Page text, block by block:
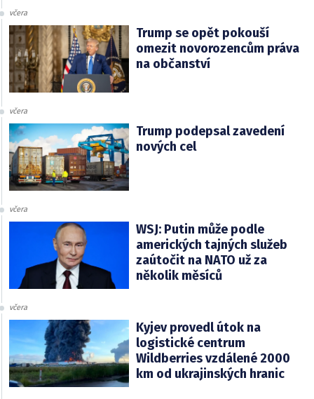
včera
Trump se opět pokouší
omezit novorozencům práva
na občanství
včera
Trump podepsal zavedení
nových cel
včera
WSJ: Putin může podle
amerických tajných služeb
zaútočit na NATO už za
několik měsíců
včera
Kyjev provedl útok na
logistické centrum
Wildberries vzdálené 2000
km od ukrajinských hranic